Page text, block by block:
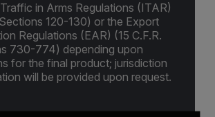
in Arms Regulations (ITAR)
120-130) or the Export
Regulations (EAR) (15 C.F.R.
730-774) depending upon
for the final product; jurisdiction
will be provided upon request.